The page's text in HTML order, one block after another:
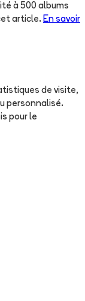
à 500 albums
article. En savoir
de visite,
personnalisé.
pour le